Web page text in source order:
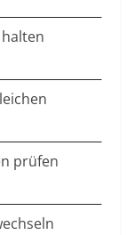
prüfen